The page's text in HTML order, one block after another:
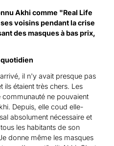
Akhi comme "Real Life
voisins pendant la crise
des masques à bas prix,
il n'y avait presque pas
ils étaient très chers. Les
ne pouvaient
Depuis, elle coud elle-
absolument nécessaire et
les habitants de son
donne même les masques